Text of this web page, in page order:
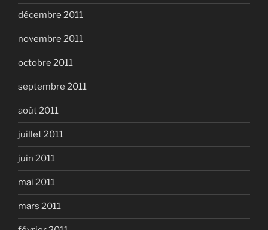
décembre 2011
novembre 2011
octobre 2011
septembre 2011
août 2011
juillet 2011
juin 2011
mai 2011
mars 2011